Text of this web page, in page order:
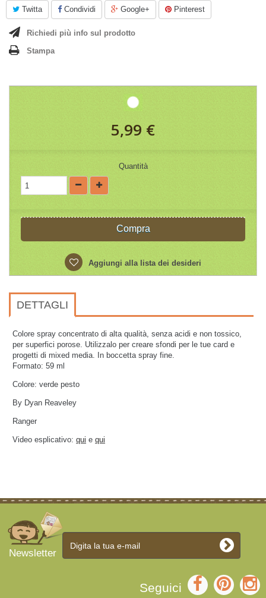
Twitta Condividi Google+ Pinterest
Richiedi più info sul prodotto
Stampa
5,99 €
Quantità
Compra
Aggiungi alla lista dei desideri
DETTAGLI
Colore spray concentrato di alta qualità, senza acidi e non tossico,
per superfici porose. Utilizzalo per creare sfondi per le tue card e
progetti di mixed media. In boccetta spray fine.
Formato: 59 ml
Colore: verde pesto
By Dyan Reaveley
Ranger
Video esplicativo: qui e qui
Newsletter
Seguici